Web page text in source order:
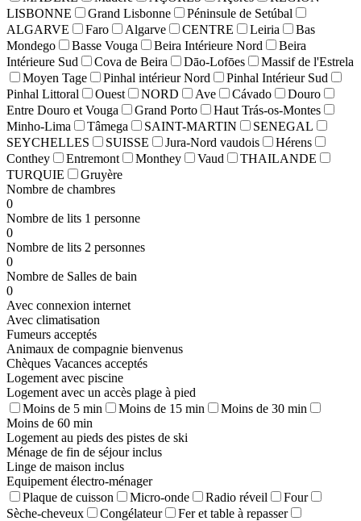
LISBONNE
Grand Lisbonne
Péninsule de Setúbal
ALGARVE
Faro Algarve CENTRE Leiria
Bas
Mondego
Basse Vouga Beira Intérieure Nord
Beira
Intérieure Sud
Cova de Beira Dāo-Lofōes
Massif de l'Estrela
Moyen Tage
Pinhal intérieur Nord
Pinhal Intérieur Sud
Pinhal Littoral
Ouest NORD Ave Cávado
Douro
Entre Douro et Vouga
Grand Porto
Haut Trás-os-Montes
Minho-Lima
Tâmega SAINT-MARTIN
SENEGAL
SEYCHELLES
SUISSE Jura-Nord vaudois
Hérens
Conthey
Entremont Monthey Vaud
THAILANDE
TURQUIE
Gruyère
Nombre de chambres
0
Nombre de lits 1 personne
0
Nombre de lits 2 personnes
0
Nombre de Salles de bain
0
Avec connexion internet
Avec climatisation
Fumeurs acceptés
Animaux de compagnie bienvenus
Chèques Vacances acceptés
Logement avec piscine
Logement avec un accès plage à pied
Moins de 5 min
Moins de 15 min
Moins de 30 min
Moins de 60 min
Logement au pieds des pistes de ski
Ménage de fin de séjour inclus
Linge de maison inclus
Equipement électro-ménager
Plaque de cuisson
Micro-onde Radio réveil
Four
Sèche-cheveux
Congélateur
Fer et table à repasser